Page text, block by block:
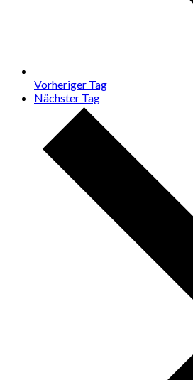
Vorheriger Tag
Nächster Tag